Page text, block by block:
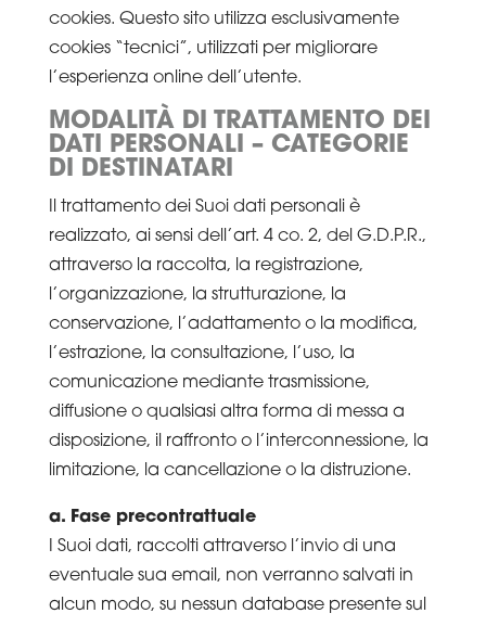
cookies. Questo sito utilizza esclusivamente
cookies “tecnici”, utilizzati per migliorare
l’esperienza online dell’utente.
MODALITÀ DI TRATTAMENTO DEI
DATI PERSONALI – CATEGORIE
DI DESTINATARI
Il trattamento dei Suoi dati personali è
realizzato, ai sensi dell’art. 4 co. 2, del G.D.P.R.,
attraverso la raccolta, la registrazione,
l’organizzazione, la strutturazione, la
conservazione, l’adattamento o la modifica,
l’estrazione, la consultazione, l’uso, la
comunicazione mediante trasmissione,
diffusione o qualsiasi altra forma di messa a
disposizione, il raffronto o l’interconnessione, la
limitazione, la cancellazione o la distruzione.
a. Fase precontrattuale
I Suoi dati, raccolti attraverso l’invio di una
eventuale sua email, non verranno salvati in
alcun modo, su nessun database presente sul